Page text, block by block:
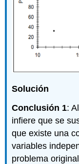
Solución
Conclusión 1:
infiere que se
que existe una
variables
problema